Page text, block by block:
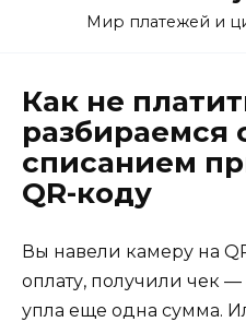
Мир платежей и
Как не
разбираемся
списанием
QR-коду
Вы навели камеру на
оплату, получили чек —
упла еще одна сумма.